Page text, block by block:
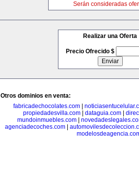
Serán consideradas
Realizar una Oferta
Precio Ofrecido $
Otros dominios en venta:
fabricadechocolates.com|
propiedadesvilla.com| dataguia.com|
mundoinmuebles.com
agenciadecoches.com